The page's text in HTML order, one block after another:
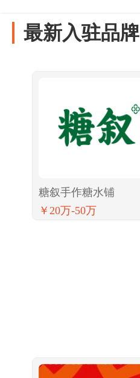
最新入驻品牌
糖叙手作糖水铺
￥20万-50万